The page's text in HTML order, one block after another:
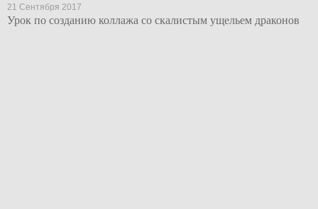
21 Сентября 2017
Урок по созданию коллажа со скалистым ущельем драконов